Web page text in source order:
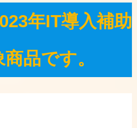
年IT導入補助
品です。